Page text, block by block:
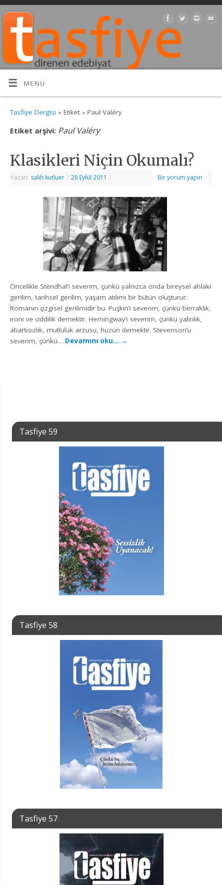
MENÜ
Tasfiye Dergisi » Etiket » Paul Valéry
Etiket arşivi: Paul Valéry
Klasikleri Niçin Okumalı?
Yazarı: salih kutluer | 28 Eylül 2011 | Bir yorum yapın
Öncelikle Stendhal’i severim, çünkü yalnızca onda bireysel ahlaki
gerilim, tarihsel gerilim, yaşam atılımı bir bütün oluşturur:
Romanın çizgisel gerilimidir bu. Puşkin’i severim, çünkü berraklık,
ironi ve ciddilik demektir. Hemingway’i severim, çünkü yalınlık,
abartısızlık, mutluluk arzusu, hüzün demektir. Stevenson’u
severim, çünkü… Devamını oku… →
Tasfiye 59
Tasfiye 58
Tasfiye 57